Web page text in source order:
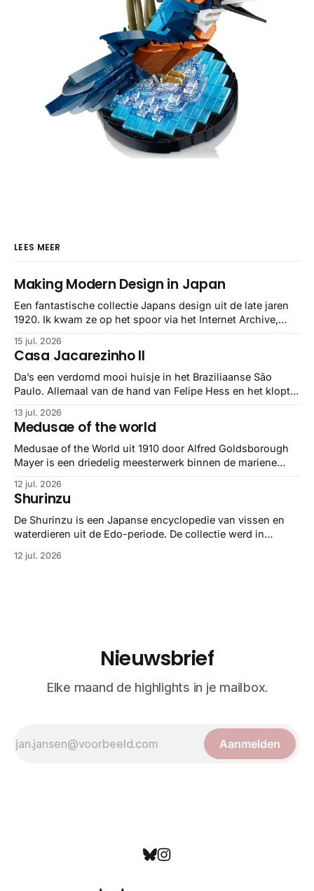
LEES MEER
Making Modern Design in Japan
Een fantastische collectie Japans design uit de late jaren
1920. Ik kwam ze op het spoor via het Internet Archive,
gebundeld in een: boek ✨ Daarin hebben ze alle scans een
stuk netter getrokken, maar op deze manier vind ik ze er
minstens
15 jul. 2026
Casa Jacarezinho II
Da’s een verdomd mooi huisje in het Braziliaanse São
Paulo. Allemaal van de hand van Felipe Hess en het klopt
13 jul. 2026
Medusae of the world
Medusae of the World uit 1910 door Alfred Goldsborough
Mayer is een driedelig meesterwerk binnen de mariene
gedetailleerd overzicht van kwallensoorten en hun
taxonomie. Het boek staat bekend om de combinatie van
strikte wetenschap met prachtige, handgetekende
illustraties en kleurendrukplaten van Mayer zelf.
12 jul. 2026
Shurinzu
De Shurinzu is een Japanse encyclopedie van vissen en
waterdieren uit de Edo-periode. De collectie werd in
bekend om verfijnde technieken en bijna driedimensionale
12 jul. 2026
Nieuwsbrief
Elke maand de highlights in je mailbox.
Aanmelden